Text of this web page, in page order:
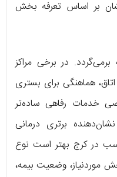
بر اساس تعرفه بخش
در برخی مراکز
هماهنگی برای بستری
خدمات رفاهی ساده‌تر
برتری درمانی
در کرج بهتر است نوع
موردنیاز، وضعیت بیمه،